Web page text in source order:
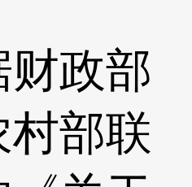
政部
部联